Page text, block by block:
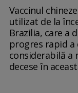
Vaccinul
utilizat de la
Brazilia, care a
progres rapid
considerabilă a
decese în